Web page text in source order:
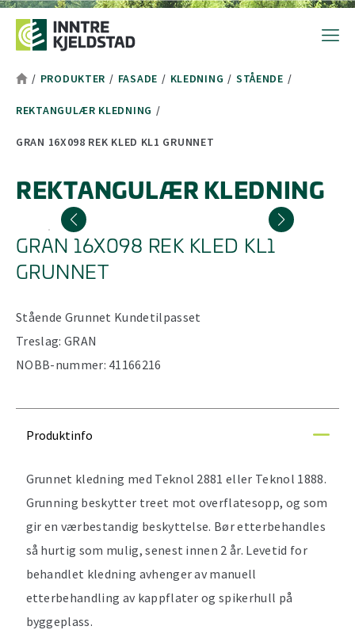
Hopp til toppområde
Hopp til hovedinnhold
Hopp til bunnområde
Tekststørrelsetips
PC: Press ned CTRL og klikk på + (pluss) for å forstørre eller
MAC: Press ned CMD og klikk på + (pluss) for å forstørre eller
/ PRODUKTER / FASADE / KLEDNING / STÅENDE /
REKTANGULÆR KLEDNING /
GRAN 16X098 REK KLED KL1 GRUNNET
REKTANGULÆR KLEDNING
GRAN 16X098 REK KLED KL1
GRUNNET
Stående Grunnet Kundetilpasset
Treslag: GRAN
NOBB-nummer: 41166216
Produktinfo
Grunnet kledning med Teknol 2881 eller Teknol 1888.
Grunning beskytter treet mot overflatesopp, og som
gir en værbestandig beskyttelse. Bør etterbehandles
så hurtig som mulig, senest innen 2 år. Levetid for
behandlet kledning avhenger av manuell
etterbehandling av kappflater og spikerhull på
byggeplass.